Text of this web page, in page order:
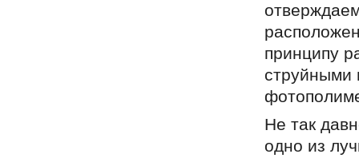
принципу
струйными
Не так
одно из